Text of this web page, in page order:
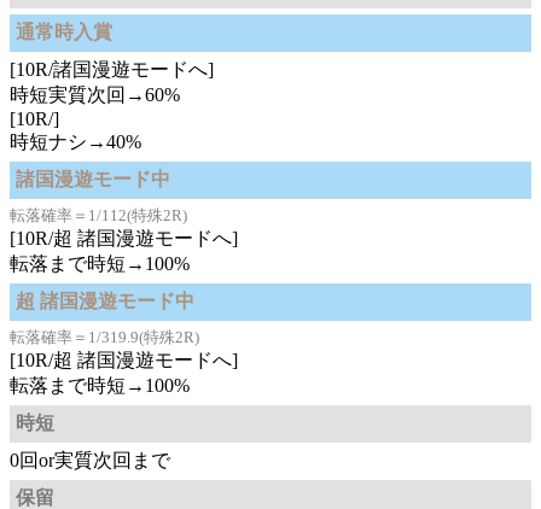
通常時入賞
[10R/諸国漫遊モードへ]
時短実質次回→60%
[10R/]
時短ナシ→40%
諸国漫遊モード中
転落確率＝1/112(特殊2R)
[10R/超 諸国漫遊モードへ]
転落まで時短→100%
超 諸国漫遊モード中
転落確率＝1/319.9(特殊2R)
[10R/超 諸国漫遊モードへ]
転落まで時短→100%
時短
0回or実質次回まで
保留